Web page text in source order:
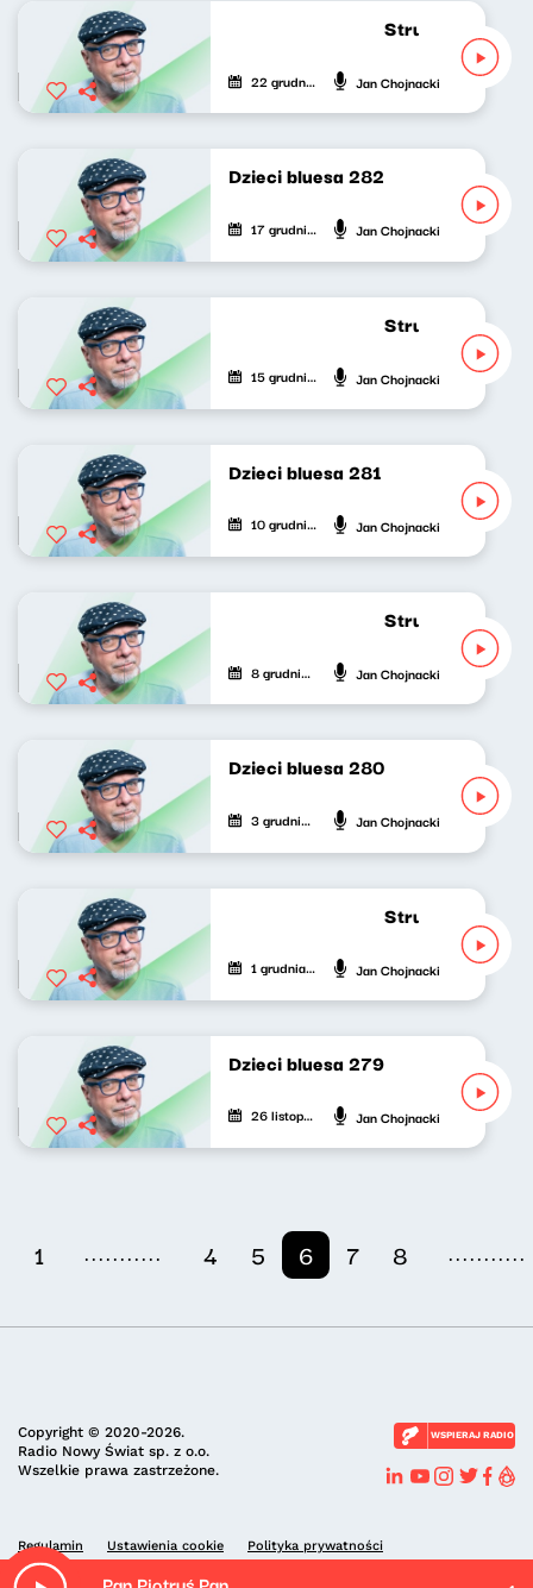
Strumień
22 grudnia 2025 Jan Chojnacki
Dzieci bluesa 282
17 grudnia 2025 Jan Chojnacki
Strumień
15 grudnia 2025 Jan Chojnacki
Dzieci bluesa 281
10 grudnia 2025 Jan Chojnacki
Strumień
8 grudnia 2025 Jan Chojnacki
Dzieci bluesa 280
3 grudnia 2025 Jan Chojnacki
Strumień
1 grudnia 2025 Jan Chojnacki
Dzieci bluesa 279
26 listopada 2025 Jan Chojnacki
1 ........... 4 5 6 7 8 ...........
Copyright © 2020-2026.
Radio Nowy Świat sp. z o.o.
Wszelkie prawa zastrzeżone.
WSPIERAJ RADIO
Regulamin Ustawienia cookie Polityka prywatności